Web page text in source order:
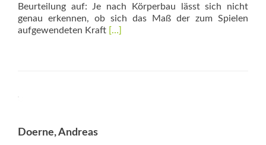
Beurteilung auf: Je nach Körperbau lässt sich nicht
genau erkennen, ob sich das Maß der zum Spielen
aufgewendeten Kraft Read
[…]
Doerne, Andreas